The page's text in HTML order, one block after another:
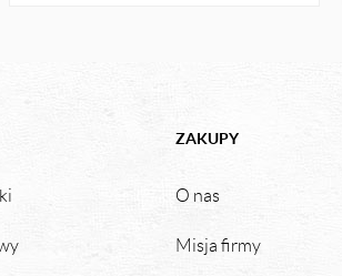
ZAKUPY
O nas
Misja firmy